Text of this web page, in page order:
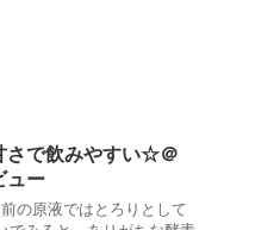
さで飲みやすい☆＠
ュー
の原液ではとろりとして